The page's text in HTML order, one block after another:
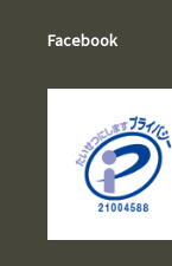
Facebook